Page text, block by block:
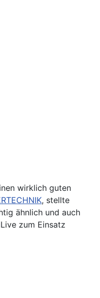
wirklich guten
, stellte
ähnlich und auch
zum Einsatz